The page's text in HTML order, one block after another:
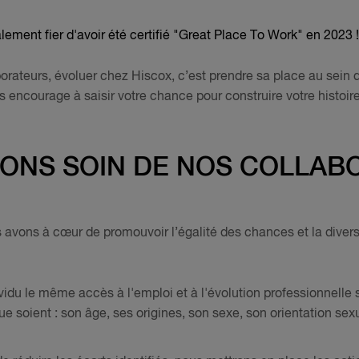
fier d'avoir été certifié "Great Place To Work" en 2023 !
évoluer chez Hiscox, c’est prendre sa place au sein
encourage à saisir votre chance pour construire votre
SOIN DE NOS
avons à cœur de promouvoir l’égalité des chances et la
le même accès à l'emploi et à l'évolution professionnelle
soient : son âge, ses origines, son sexe, son orientation